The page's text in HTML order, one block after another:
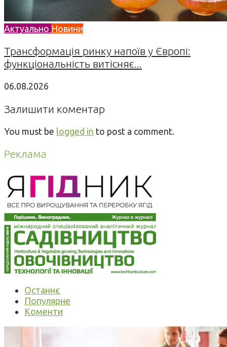
Актуально Новини
Трансформація ринку напоїв у Європі:
функціональність витісняє...
06.08.2026
Залишити коментар
You must be logged in to post a comment.
Реклама
Останнє
Популярне
Коменти